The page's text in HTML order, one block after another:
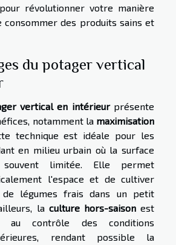
révolutionner votre manière
consommer des produits sains et
du potager vertical
vertical en intérieurprésente
notamment la maximisation
technique est idéale pour les
en milieu urbain où la surface
limitée. Elle permet
l'espace et de cultiver
de légumes frais dans un petit
la culture hors-saisonest
au contrôle des conditions
rendant possible la